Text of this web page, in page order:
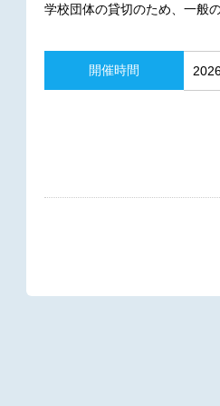
学校団体の貸切のため、一般
開催時間